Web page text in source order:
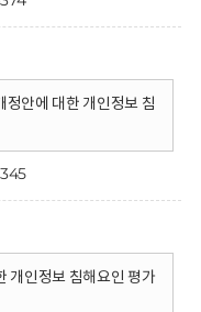
정안에 대한 개인정보 침
개인정보 침해요인 평가